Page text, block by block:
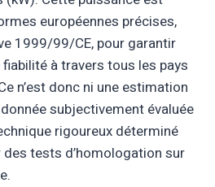
européennes précises,
1999/99/CE, pour garantir
à travers tous les pays
n’est donc ni une estimation
subjectivement évaluée
rigoureux déterminé
tests d’homologation sur